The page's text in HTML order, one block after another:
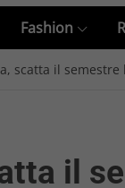
Fashion
scatta il semestre
il